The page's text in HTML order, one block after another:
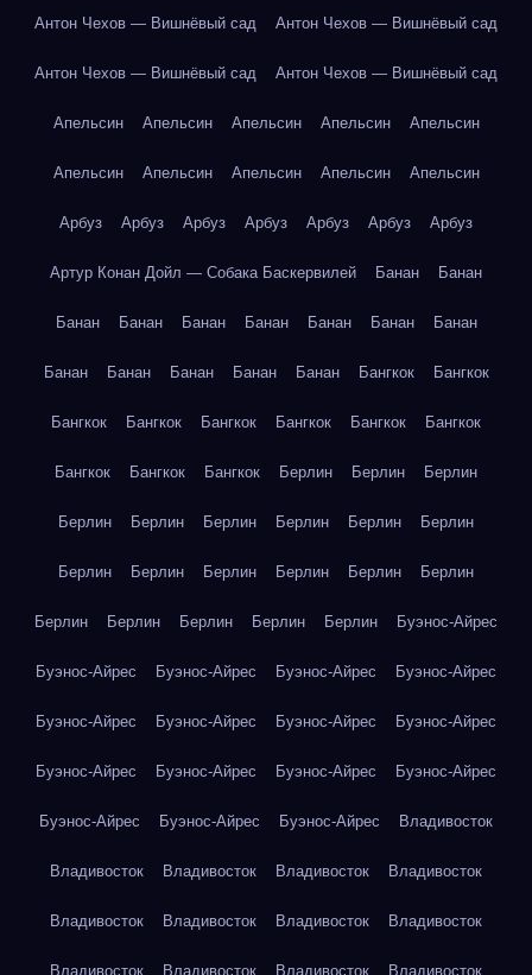
Антон Чехов — Вишнёвый сад Антон Чехов — Вишнёвый сад
Антон Чехов — Вишнёвый сад Антон Чехов — Вишнёвый сад
Апельсин Апельсин Апельсин Апельсин Апельсин
Апельсин Апельсин Апельсин Апельсин Апельсин
Арбуз Арбуз Арбуз Арбуз Арбуз Арбуз Арбуз
Артур Конан Дойл — Собака Баскервилей Банан Банан
Банан Банан Банан Банан Банан Банан Банан
Банан Банан Банан Банан Банан Бангкок Бангкок
Бангкок Бангкок Бангкок Бангкок Бангкок Бангкок
Бангкок Бангкок Бангкок Берлин Берлин Берлин
Берлин Берлин Берлин Берлин Берлин Берлин
Берлин Берлин Берлин Берлин Берлин Берлин
Берлин Берлин Берлин Берлин Берлин Буэнос-Айрес
Буэнос-Айрес Буэнос-Айрес Буэнос-Айрес Буэнос-Айрес
Буэнос-Айрес Буэнос-Айрес Буэнос-Айрес Буэнос-Айрес
Буэнос-Айрес Буэнос-Айрес Буэнос-Айрес Буэнос-Айрес
Буэнос-Айрес Буэнос-Айрес Буэнос-Айрес Владивосток
Владивосток Владивосток Владивосток Владивосток
Владивосток Владивосток Владивосток Владивосток
Владивосток Владивосток Владивосток Владивосток